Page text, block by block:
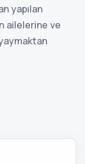
yapılan
ailelerine ve